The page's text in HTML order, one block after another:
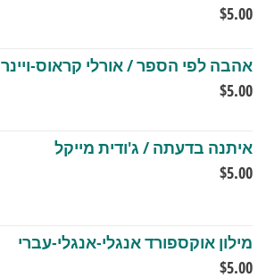
$5.00
אהבה לפי הספר / אורלי קראוס-ויינר
$5.00
איתנה בדעתה / ג'ודית מייקל
$5.00
מילון אוקספורד אנגלי-אנגלי-עברי
$5.00